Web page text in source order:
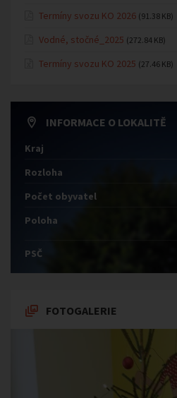
Termíny svozu KO 2026 (91.38 KB)
Vodné, stočné_2025 (272.84 KB)
Termíny svozu KO 2025 (27.46 KB)
INFORMACE O LOKALITĚ
Kraj
Rozloha
Počet obyvatel
Poloha
PSČ
FOTOGALERIE